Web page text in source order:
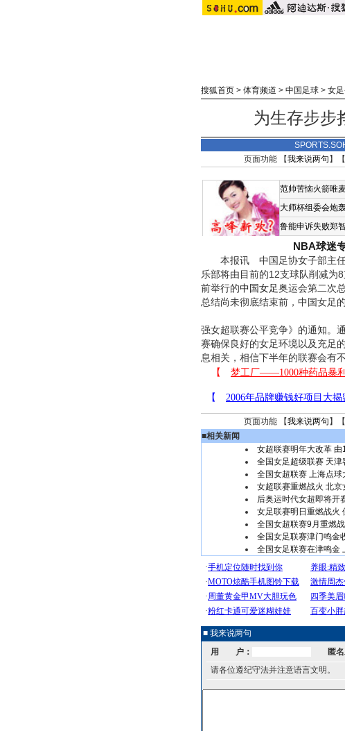
搜狐首页 > 体育频道 > 中国足球 > 女
为生存步步
页面功能 【我来说两句 】【
范帅苦恼火箭唯
大师杯组委会炮
鲁能申诉失败郑
NBA球迷
本报讯 中国足协女子部主任
乐部将由目前的12支球队削减为
前举行的中国女足奥运会第二次
总结尚未彻底结束前，中国女足
强女超联赛公平竞争》的通知。
赛确保良好的女足环境以及充足
息相关，相信下半年的联赛会有
页面功能 【我来说两句 】【
■相关新闻
女超联赛明年大改革
全国女足超级联赛 天
全国女超联赛 上海点
女超联赛重燃战火 北
后奥运时代女超即将开
女足联赛明日重燃战火
全国女超联赛9月重燃
全国女足联赛津门鸣金
全国女足联赛在津鸣金
■ 我来说两句
用 户：
匿
请各位遵纪守法并注意语言文明。